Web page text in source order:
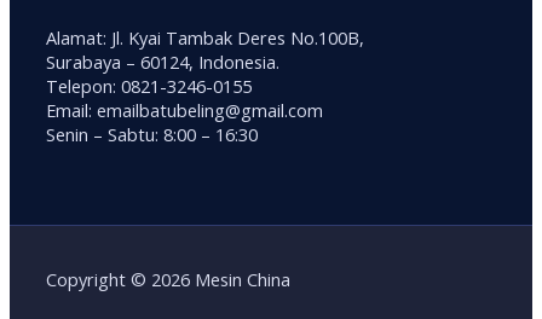
Alamat: Jl. Kyai Tambak Deres No.100B,
Surabaya – 60124, Indonesia.
Telepon: 0821-3246-0155
Email: emailbatubeling@gmail.com
Senin – Sabtu: 8:00 – 16:30
Copyright © 2026 Mesin China